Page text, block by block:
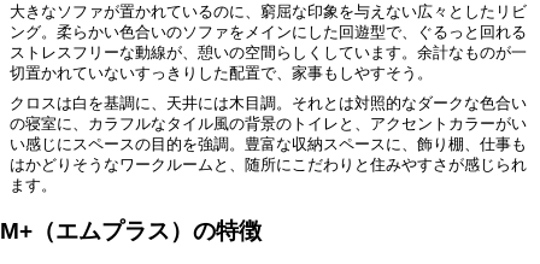
大きなソファが置かれているのに、窮屈な印象を与えない広々としたリビ
ング。柔らかい色合いのソファをメインにした回遊型で、ぐるっと回れる
ストレスフリーな動線が、憩いの空間らしくしています。余計なものが一
切置かれていないすっきりした配置で、家事もしやすそう。
クロスは白を基調に、天井には木目調。それとは対照的なダークな色合い
の寝室に、カラフルなタイル風の背景のトイレと、アクセントカラーがい
い感じにスペースの目的を強調。豊富な収納スペースに、飾り棚、仕事も
はかどりそうなワークルームと、随所にこだわりと住みやすさが感じられ
ます。
M+（エムプラス）の特徴